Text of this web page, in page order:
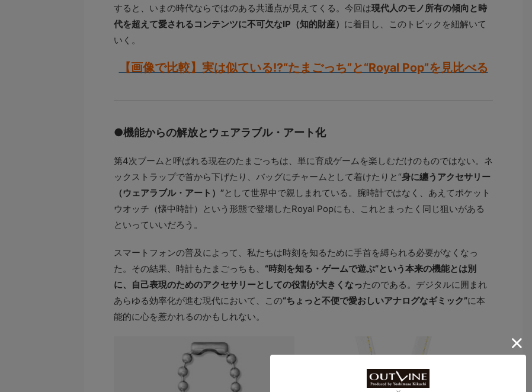
すると、いまの時代ならではのある共通点が見えてくる。今回は現代人のモノ所有の傾向と時
代を超えて愛されるコンテンツに不可欠なIP（知的財産） に着目し、このトピックを紐解いて
いく。
【画像で比較】実は似ている!?“たまごっち”と“Royal Pop”を見比べる
●機能からの解放とウェアラブル・アート化
第4次ブームと呼ばれる現在のたまごっちは、単に育成ゲームを楽しむだけのものではない。ネ
ックストラップで首から下げたり、バッグにチャームとして着けたりと“身に纏うアクセサリー
（ウェアラブル・アート）”として世界中で親しまれている。腕時計ではなく、あえてポケット
ウオッチ（懐中時計）という形態で登場したRoyal Popにも、これとまったく同じ狙いがある
といっていいだろう。
スマートフォンの普及によって、私たちは時刻を知るために手首を縛られる必要がなくなっ
た。その結果、時計もたまごっちも、 “時刻を知る・ゲームで遊ぶ”という本来の機能とは別
に、自己表現のためのアクセサリーとしての役割が大きくなったのである。デジタルに囲まれ
あらゆる効率化が進む現代において、この“ちょっと不便で愛おしいアナログなギミック”に本
能的に心を惹かれるのかもしれない。